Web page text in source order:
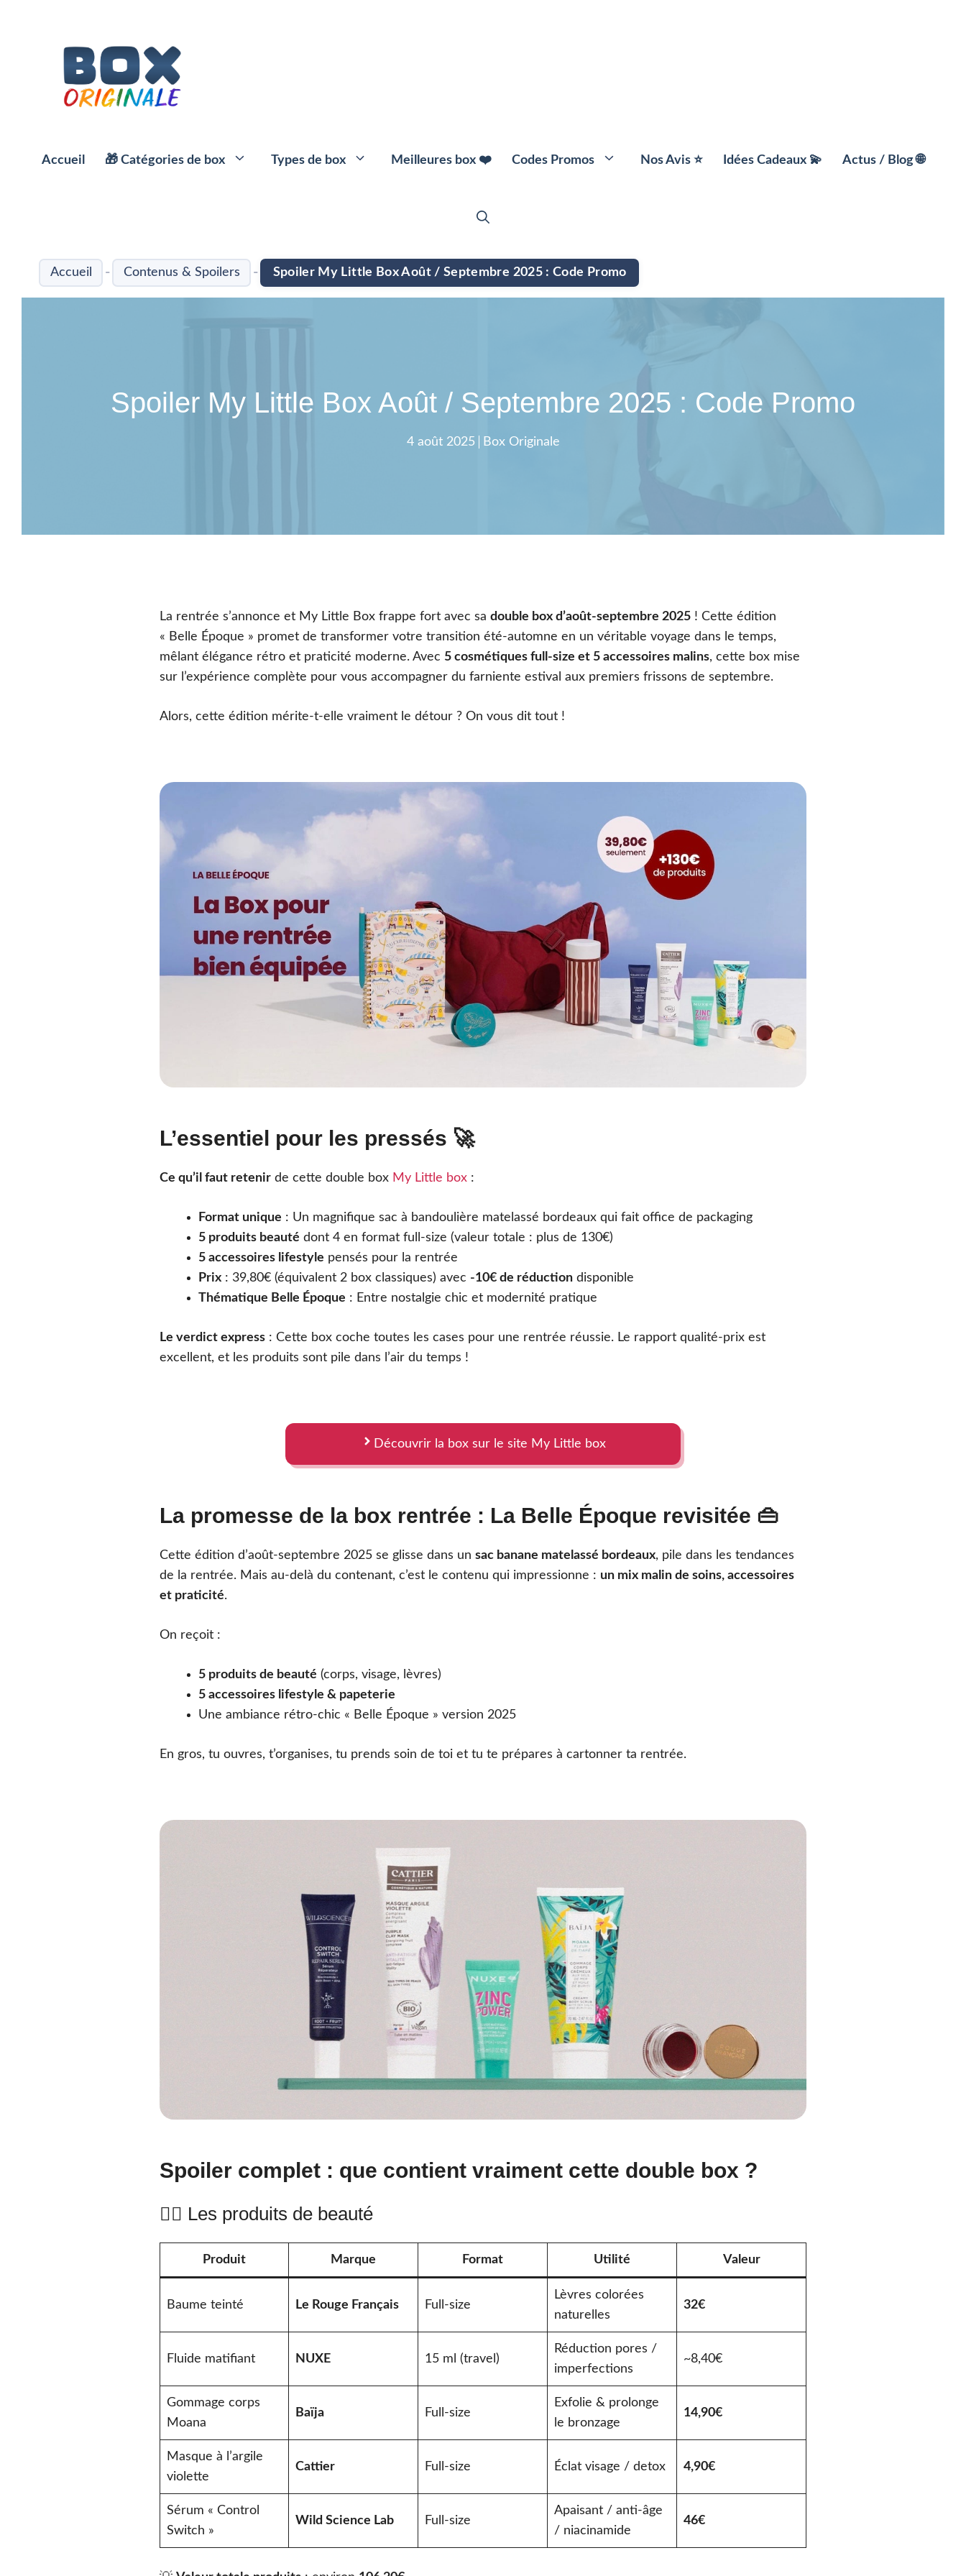
contenu
Accueil 🎁 Catégories de box
🍱 Box et paniers repas
🌶️ Box Épicerie Fine
🌱 Box Thé 💄 Box Maquillage 💍 Box Bijoux
Types de box Meilleures box ❤️ Codes Promos Nos Avis ⭐️ Idées Cadeaux 💫 Actus / Blog 🌐
Accueil - Contenus & Spoilers - Spoiler My Little Box Août / Septembre 2025 : Code Promo
Spoiler My Little Box Août / Septembre 2025 : Code Promo
4 août 2025 Box Originale
La rentrée s’annonce et My Little Box frappe fort avec sa double box d’août-septembre 2025 ! Cette édition
« Belle Époque » promet de transformer votre transition été-automne en un véritable voyage dans le temps,
mêlant élégance rétro et praticité moderne. Avec 5 cosmétiques full-size et 5 accessoires malins, cette box mise
sur l’expérience complète pour vous accompagner du farniente estival aux premiers frissons de septembre.
Alors, cette édition mérite-t-elle vraiment le détour ? On vous dit tout !
L’essentiel pour les pressés 🚀
Ce qu’il faut retenir de cette double box My Little box :
Format unique : Un magnifique sac à bandoulière matelassé bordeaux qui fait office de packaging
5 produits beauté dont 4 en format full-size (valeur totale : plus de 130€)
5 accessoires lifestyle pensés pour la rentrée
Prix : 39,80€ (équivalent 2 box classiques) avec -10€ de réduction disponible
Thématique Belle Époque : Entre nostalgie chic et modernité pratique
Le verdict express : Cette box coche toutes les cases pour une rentrée réussie. Le rapport qualité-prix est
excellent, et les produits sont pile dans l’air du temps !
Découvrir la box sur le site My Little box
La promesse de la box rentrée : La Belle Époque revisitée 👜
Cette édition d’août-septembre 2025 se glisse dans un sac banane matelassé bordeaux, pile dans les tendances
de la rentrée. Mais au-delà du contenant, c’est le contenu qui impressionne : un mix malin de soins, accessoires
et praticité.
On reçoit :
5 produits de beauté (corps, visage, lèvres)
5 accessoires lifestyle & papeterie
Une ambiance rétro-chic « Belle Époque » version 2025
En gros, tu ouvres, t’organises, tu prends soin de toi et tu te prépares à cartonner ta rentrée.
Spoiler complet : que contient vraiment cette double box ?
🧖‍♀️ Les produits de beauté
Produit Marque Format Utilité Valeur
Baume teinté Le Rouge Français Full-size
Lèvres colorées
naturelles
32€
Fluide matifiant NUXE 15 ml (travel)
Réduction pores /
imperfections
~8,40€
Gommage corps
Moana
Baïja Full-size
Exfolie & prolonge
le bronzage
14,90€
Masque à l’argile
violette
Cattier Full-size Éclat visage / detox 4,90€
Sérum « Control
Switch »
Wild Science Lab Full-size
Apaisant / anti-âge
/ niacinamide
46€